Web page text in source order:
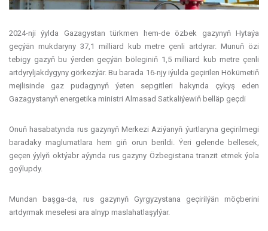
2024-nji ýylda Gazagystan türkmen hem-de özbek gazynyň Hytaýa
geçýän mukdaryny 37,1 milliard kub metre çenli artdyrar. Munuň özi
tebigy gazyň bu ýerden geçýän böleginiň 1,5 milliard kub metre çenli
artdyryljakdygyny görkezýär. Bu barada 16-njy iýulda geçirilen Hökümetiň
mejlisinde gaz pudagynyň ýeten sepgitleri hakynda çykyş eden
Gazagystanyň energetika ministri Almasad Satkaliýewiň belläp geçdi
Onuň hasabatynda rus gazynyň Merkezi Aziýanyň ýurtlaryna geçirilmegi
baradaky maglumatlara hem giň orun berildi. Ýeri gelende bellesek,
geçen ýylyň oktýabr aýynda rus gazyny Özbegistana tranzit etmek ýola
goýlupdy.
Mundan başga-da, rus gazynyň Gyrgyzystana geçirilýän möçberini
artdyrmak meselesi ara alnyp maslahatlaşylýar.